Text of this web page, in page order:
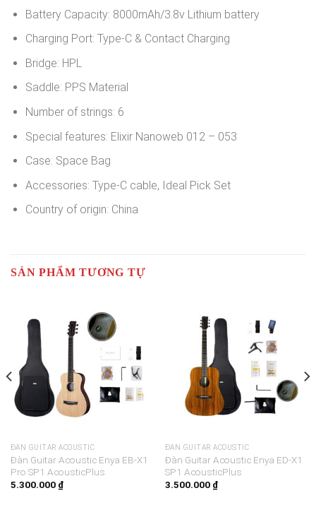
Battery Capacity: 8000mAh/3.8v Lithium battery
Charging Port: Type-C & Contact Charging
Bridge: HPL
Saddle: PPS Material
Number of strings: 6
Special features: Elixir Nanoweb 012 – 053
Case: Space Bag
Accessories: Type-C cable, Ideal Pick Set
Country of origin: China
SẢN PHẨM TƯƠNG TỰ
ĐÀN GUITAR ACOUSTIC
Đàn Guitar Acoustic Enya EB-X1
Pro SP1 AcousticPlus
5.300.000 ₫
ĐÀN GUITAR ACOUSTIC
Đàn Guitar Acoustic Enya ED-X1
SP1 AcousticPlus
3.500.000 ₫